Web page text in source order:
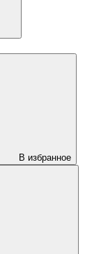
В избранное